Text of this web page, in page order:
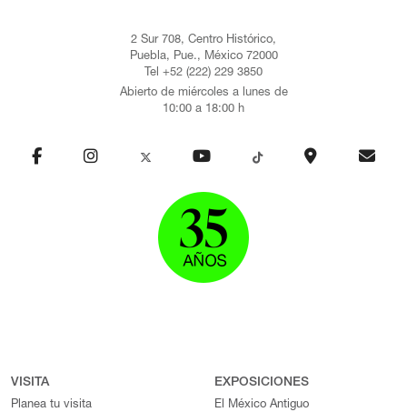
2 Sur 708, Centro Histórico,
Puebla, Pue., México 72000
Tel +52 (222) 229 3850
Abierto de miércoles a lunes de
10:00 a 18:00 h
VISITA
Planea tu visita
EXPOSICIONES
El México Antiguo